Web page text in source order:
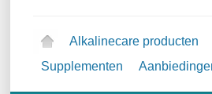
Alkalinecare producten
Supplementen